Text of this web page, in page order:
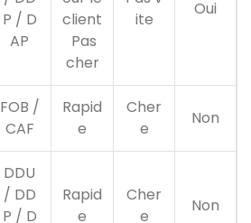
P / D
AP
client
Pas
cher
ite
Oui
FOB /
CAF
Rapid
e
Cher
e
Non
DDU
/ DD
P / D
Rapid
e
Cher
e
Non